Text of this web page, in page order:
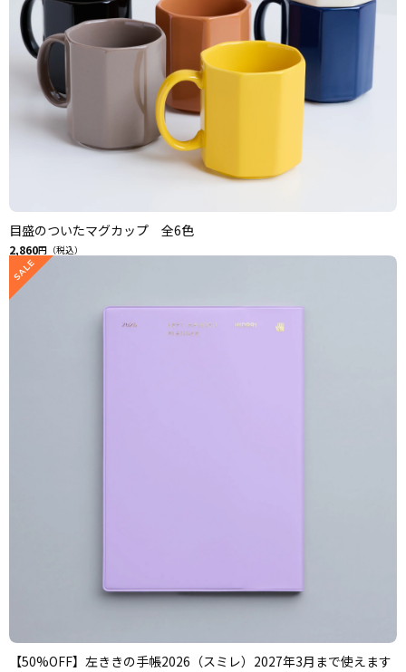
目盛のついたマグカップ 全6色
2,860円（税込）
【50%OFF】左ききの手帳2026（スミレ）2027年3月まで使えます